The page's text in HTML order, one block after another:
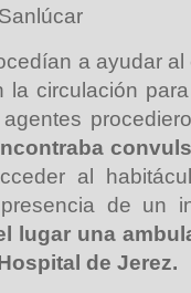
a ayudar
circulación
al
de un
lugar una
de Jerez.